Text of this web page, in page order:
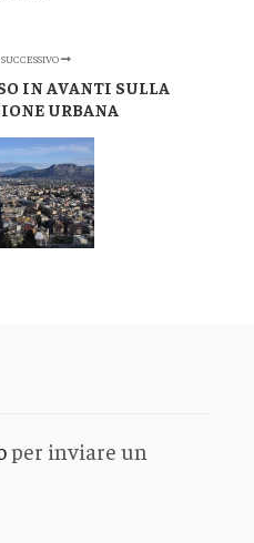
IN AVANTI SULLA
URBANA
per inviare un